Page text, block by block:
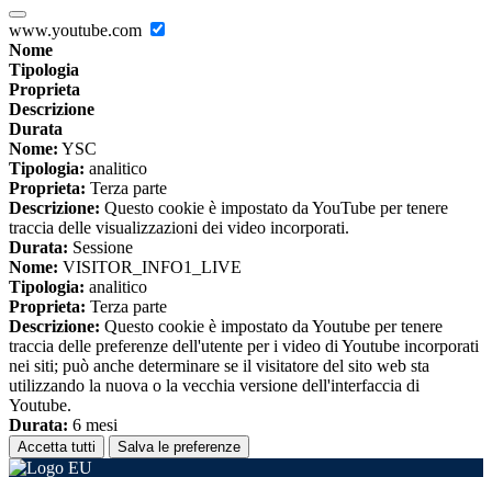
www.youtube.com
Nome
Tipologia
Proprieta
Descrizione
Durata
Nome: YSC
Tipologia: analitico
Proprieta: Terza parte
Descrizione: Questo cookie è impostato da YouTube per tenere
traccia delle visualizzazioni dei video incorporati.
Durata: Sessione
Nome: VISITOR_INFO1_LIVE
Tipologia: analitico
Proprieta: Terza parte
Descrizione: Questo cookie è impostato da Youtube per tenere
traccia delle preferenze dell'utente per i video di Youtube incorporati
nei siti; può anche determinare se il visitatore del sito web sta
utilizzando la nuova o la vecchia versione dell'interfaccia di
Youtube.
Durata: 6 mesi
Accetta tutti Salva le preferenze